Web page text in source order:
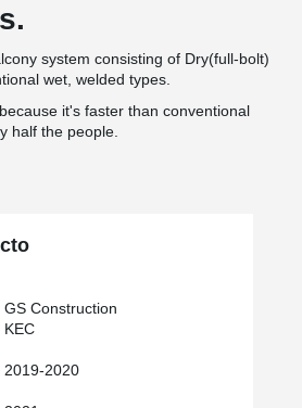
system consisting of Dry(full-bolt)
wet, welded types.
it's faster than conventional
half the people.
GS Construction
KEC
2019-2020